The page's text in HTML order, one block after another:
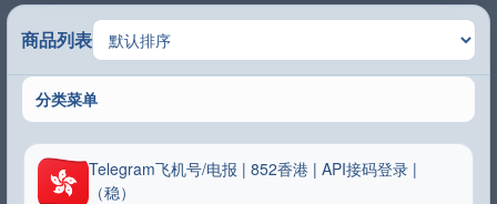
商品列表
分类菜单
Telegram飞机号/电报 | 852香港 | API接码登录 |
（稳）